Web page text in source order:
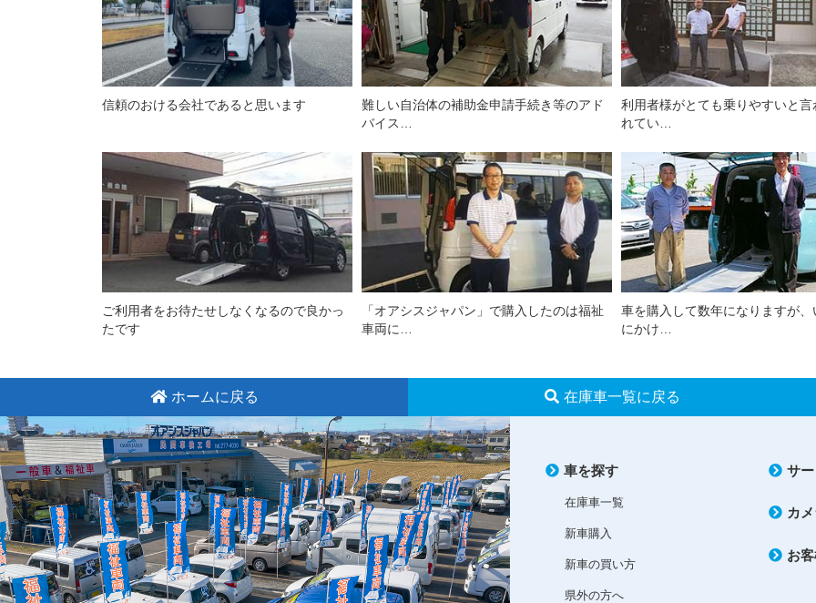
信頼のおける会社であると思います
難しい自治体の補助金申請手続き等のアド
バイス…
利用者様がとても乗りやすいと言
れてい…
ご利用者をお待たせしなくなるので良かっ
たです
「オアシスジャパン」で購入したのは福祉
車両に…
車を購入して数年になりますが、
にかけ…
ホームに戻る 在庫車一覧に戻る
車を探す
在庫車一覧
新車購入
新車の買い方
県外の方へ
サ
カ
お